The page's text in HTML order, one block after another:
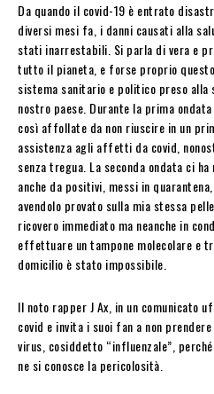
Da quando il covid-19 è entrato
diversi mesi fa, i danni causati alla
stati inarrestabili. Si parla di vera e
tutto il pianeta, e forse proprio
sistema sanitario e politico preso
nostro paese. Durante la prima
così affollate da non riuscire in un
assistenza agli affetti da covid,
senza tregua. La seconda ondata ci
anche da positivi, messi in
avendolo provato sulla mia stessa
ricovero immediato ma neanche in
effettuare un tampone molecolare e
domicilio è stato impossibile.
Il noto rapper J Ax, in un comunicato
covid e invita i suoi fan a non
virus, cosiddetto “influenzale”,
ne si conosce la pericolosità.